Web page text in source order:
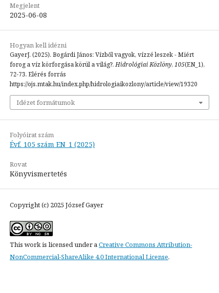
Megjelent
2025-06-08
Hogyan kell idézni
GayerJ. (2025). Bogárdi János: Vízből vagyok, vízzé leszek - Miért
forog a víz körforgása körül a világ?.Hidrológiai Közlöny, 105(EN_1),
72-73. Elérés forrás
https://ojs.mtak.hu/index.php/hidrologiaikozlony/article/view/19320
Idézet formátumok
Folyóirat szám
Évf. 105 szám EN_1 (2025)
Rovat
Könyvismertetés
Copyright (c) 2025 József Gayer
This work is licensed under aCreative Commons Attribution-
NonCommercial-ShareAlike 4.0 International License.